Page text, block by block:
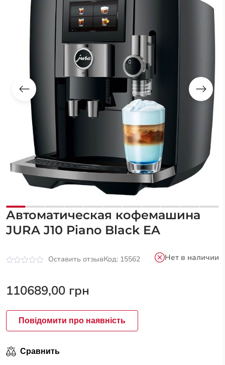
Автоматическая кофемашина
JURA J10 Piano Black EA
5
Оставить отзывКод: 15562 Нет в наличии
110689,00 грн
Повідомити про наявність
Сравнить